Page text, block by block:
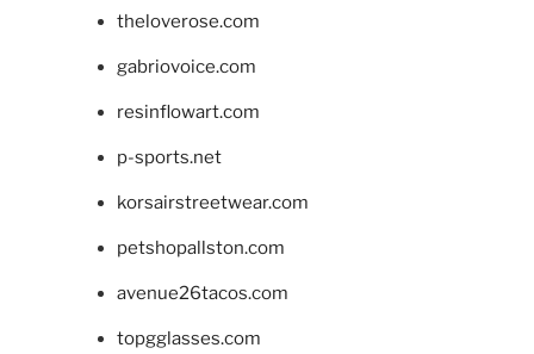
theloverose.com
gabriovoice.com
resinflowart.com
p-sports.net
korsairstreetwear.com
petshopallston.com
avenue26tacos.com
topgglasses.com